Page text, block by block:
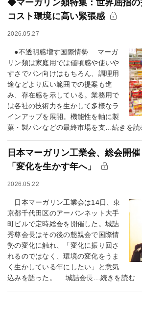
◆マーガリン類特集：世界屈指
コスト環境に高い緊張感
2026.05.27
●不透明感増す国際情勢 マーガ
リン類は家庭用では値頃感や使いや
すさでパン向けはもちろん、調理用
途などより広い範囲での提案も進
み、存在感を示している。業務用で
は各社の技術力を生かして多様なラ
インアップを展開。機能性を軸に製
菓・製パンなどの最終市場を支…続きを読
日本マーガリン工業会、総会開
「変化を生かす年へ」
2026.05.22
日本マーガリン工業会は14日、東
京都千代田区のアーバンネット大手
町ビルで定時総会を開催した。城詰
秀尊会長はその後の懇親会で国際情
勢の変化に触れ、「変化に振り回さ
れるのではなく、環境の変化をうま
く生かしている年にしたい」と意気
込みを語った。 城詰会長…続きを読む